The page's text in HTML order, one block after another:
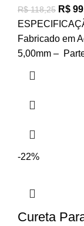
R$118,25 R$
Fabricado em
5,00mm –
-22%
Cureta